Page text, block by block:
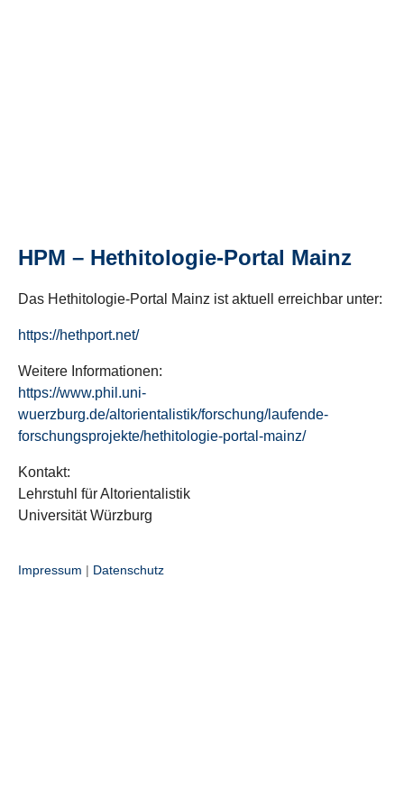
HPM – Hethitologie-Portal Mainz
Das Hethitologie-Portal Mainz ist aktuell erreichbar unter:
https://hethport.net/
Weitere Informationen:
https://www.phil.uni-
wuerzburg.de/altorientalistik/forschung/laufende-
forschungsprojekte/hethitologie-portal-mainz/
Kontakt:
Lehrstuhl für Altorientalistik
Universität Würzburg
Impressum | Datenschutz